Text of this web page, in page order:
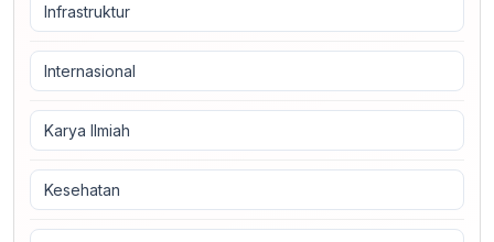
Infrastruktur
Internasional
Karya Ilmiah
Kesehatan